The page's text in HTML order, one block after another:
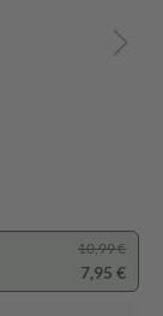
10,99 €
7,95 €